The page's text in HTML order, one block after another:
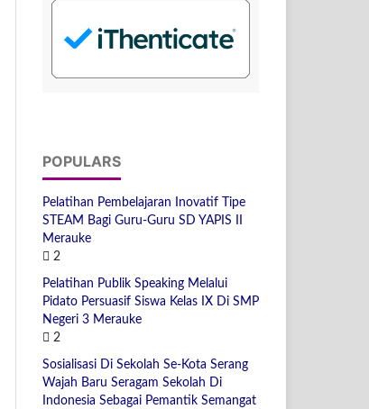
POPULARS
Pelatihan Pembelajaran Inovatif Tipe
STEAM Bagi Guru-Guru SD YAPIS II
Merauke
2
Pelatihan Publik Speaking Melalui
Pidato Persuasif Siswa Kelas IX Di SMP
Negeri 3 Merauke
2
Sosialisasi Di Sekolah Se-Kota Serang
Wajah Baru Seragam Sekolah Di
Indonesia Sebagai Pemantik Semangat